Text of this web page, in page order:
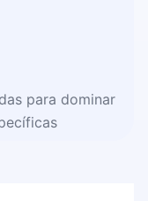
para dominar